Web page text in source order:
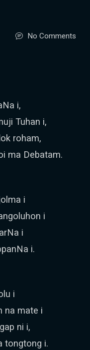
No Comments
i,
Tuhan i,
roham,
ma Debatam.
i
i
i
i.
i
na mate i
ni i,
tongtong i.